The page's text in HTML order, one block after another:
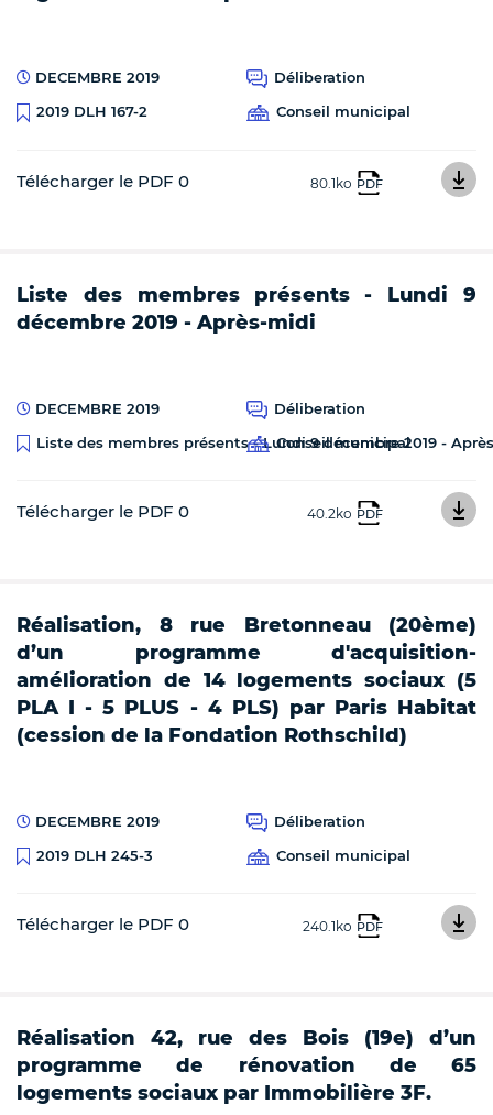
DECEMBRE 2019
Déliberation
2019 DLH 167-2
Conseil municipal
Télécharger le PDF 0 80.1ko PDF
Liste des membres présents - Lundi 9
décembre 2019 - Après-midi
DECEMBRE 2019
Déliberation
Liste des membres présents - Lundi 9 décembre 2019 -
Conseil municipal
Télécharger le PDF 0 40.2ko PDF
Réalisation, 8 rue Bretonneau (20ème)
d’un programme d'acquisition-
amélioration de 14 logements sociaux (5
PLA I - 5 PLUS - 4 PLS) par Paris Habitat
(cession de la Fondation Rothschild)
DECEMBRE 2019
Déliberation
2019 DLH 245-3
Conseil municipal
Télécharger le PDF 0 240.1ko PDF
Réalisation 42, rue des Bois (19e) d’un
programme de rénovation de 65
logements sociaux par Immobilière 3F.